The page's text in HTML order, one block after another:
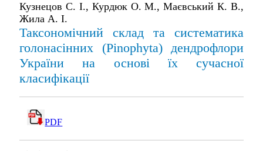
Кузнецов С. І., Курдюк О. М., Маєвський К. В.,
Жила А. І.
Таксономічний склад та систематика
голонасінних (Pinophyta) дендрофлори
України на основі їх сучасної
класифікації
PDF